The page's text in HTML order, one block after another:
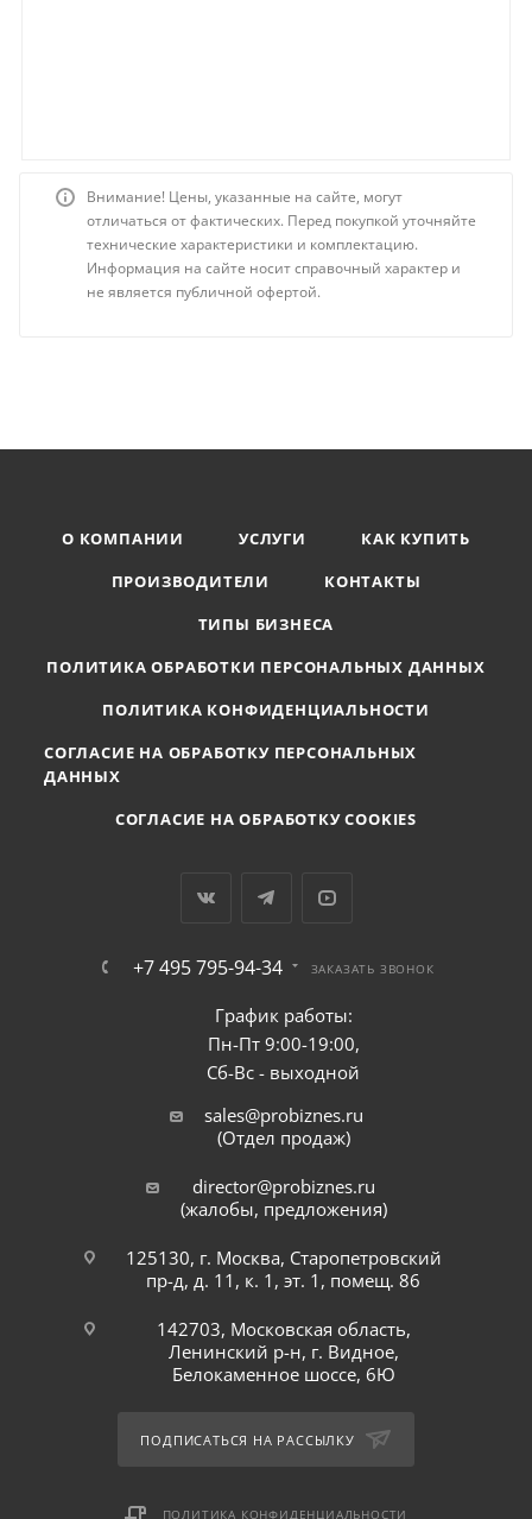
Внимание! Цены, указанные на сайте, могут
отличаться от фактических. Перед покупкой уточняйте
технические характеристики и комплектацию.
Информация на сайте носит справочный характер и
не является публичной офертой.
О КОМПАНИИ УСЛУГИ
КАК КУПИТЬ
ПРОИЗВОДИТЕЛИ
КОНТАКТЫ
ТИПЫ БИЗНЕСА
ПОЛИТИКА ОБРАБОТКИ ПЕРСОНАЛЬНЫХ ДАННЫХ
ПОЛИТИКА КОНФИДЕНЦИАЛЬНОСТИ
СОГЛАСИЕ НА ОБРАБОТКУ ПЕРСОНАЛЬНЫХ
ДАННЫХ
СОГЛАСИЕ НА ОБРАБОТКУ COOKIES
+7 495 795-94-34 ЗАКАЗАТЬ ЗВОНОК
График работы:
Пн-Пт 9:00-19:00,
Сб-Вс - выходной
sales@probiznes.ru
(Отдел продаж)
director@probiznes.ru
(жалобы, предложения)
125130, г. Москва, Старопетровский
пр-д, д. 11, к. 1, эт. 1, помещ. 86
142703, Московская область,
Ленинский р-н, г. Видное,
Белокаменное шоссе, 6Ю
ПОДПИСАТЬСЯ НА РАССЫЛКУ
ПОЛИТИКА КОНФИДЕНЦИАЛЬНОСТИ